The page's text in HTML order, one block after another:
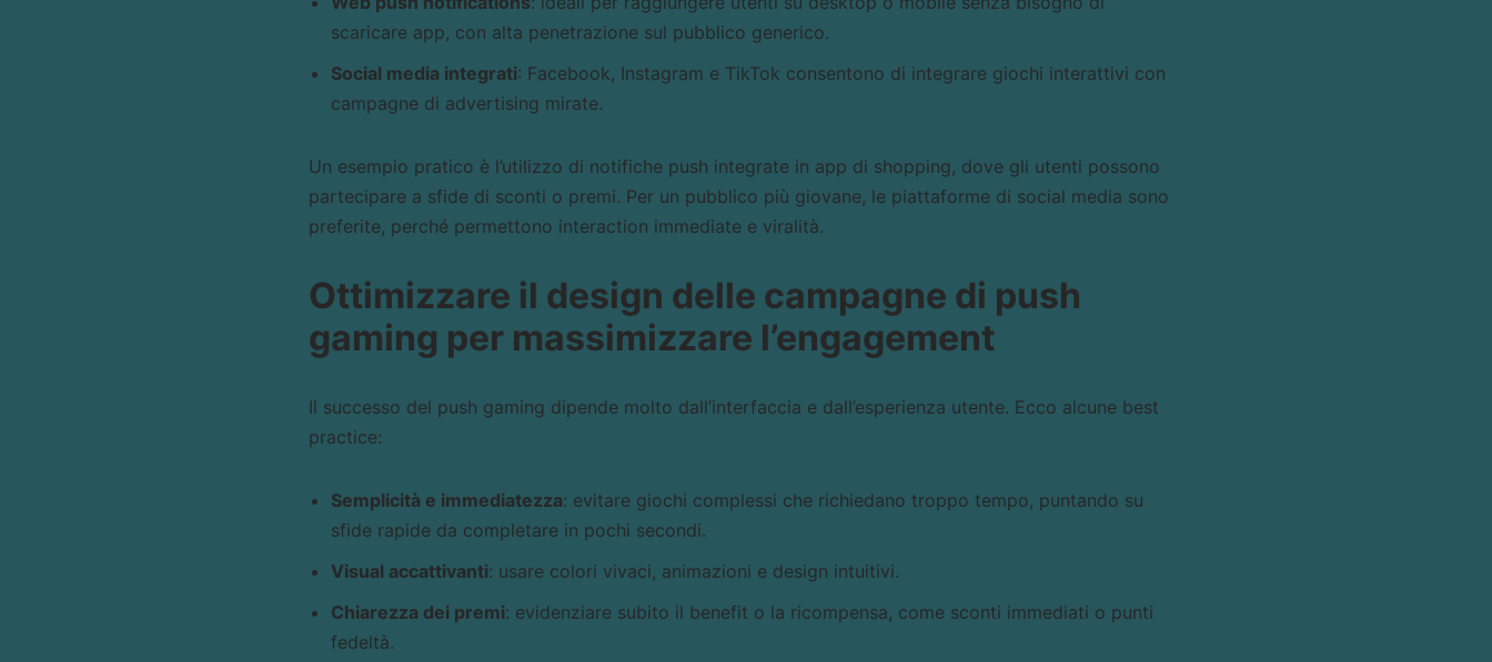
scaricare app, con alta penetrazione sul pubblico generico.
Social media integrati: Facebook, Instagram e TikTok consentono di integrare giochi interattivi con
campagne di advertising mirate.
Un esempio pratico è l’utilizzo di notifiche push integrate in app di shopping, dove gli utenti possono
partecipare a sfide di sconti o premi. Per un pubblico più giovane, le piattaforme di social media sono
preferite, perché permettono interaction immediate e viralità.
Ottimizzare il design delle campagne di push
gaming per massimizzare l’engagement
Il successo del push gaming dipende molto dall’interfaccia e dall’esperienza utente. Ecco alcune best
practice:
Semplicità e immediatezza: evitare giochi complessi che richiedano troppo tempo, puntando su
sfide rapide da completare in pochi secondi.
Visual accattivanti: usare colori vivaci, animazioni e design intuitivi.
Chiarezza dei premi: evidenziare subito il benefit o la ricompensa, come sconti immediati o punti
fedeltà.